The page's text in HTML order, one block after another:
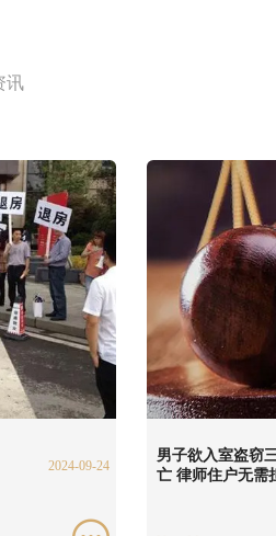
讯
2024-09-24
男子欲入室盗窃
亡 律师住户无需